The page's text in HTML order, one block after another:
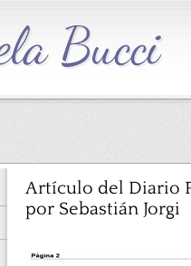
Artículo del Diario
por Sebastián Jorgi